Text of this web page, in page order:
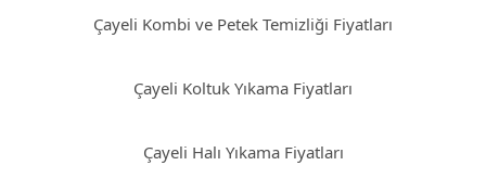
Çayeli Kombi ve Petek Temizliği Fiyatları
Çayeli Koltuk Yıkama Fiyatları
Çayeli Halı Yıkama Fiyatları